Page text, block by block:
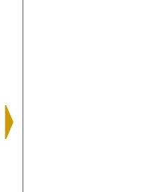
DAL 29/08/2014 AL
15/09/2014
RAVENNA